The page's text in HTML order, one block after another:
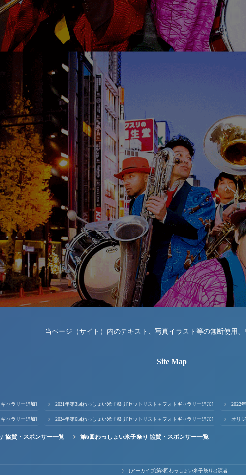
当ページ（サイト）内のテキスト、写真イラスト等の無断使用、
Site Map
ャラリー追加] 2021年第3回わっしょい米子祭り[セットリスト＋フォトギャラリー追加] 2022
ャラリー追加] 2024年第6回わっしょい米子祭り[セットリスト＋フォトギャラリー追加] オリ
協賛・スポンサー一覧 第6回わっしょい米子祭り 協賛・スポンサー一覧
[アーカイブ]第3回わっしょい米子祭り出演者